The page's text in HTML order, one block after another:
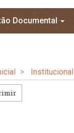
Documental
Institucional